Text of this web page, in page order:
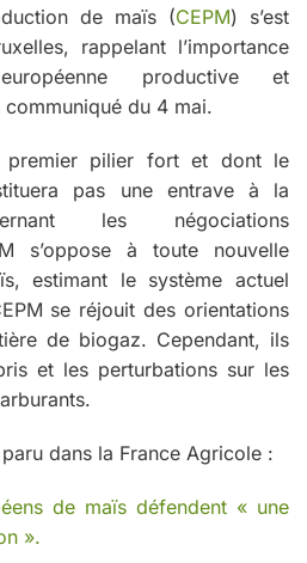
de maïs (CEPM) s’est
rappelant l’importance
productive et
du 4 mai.
premier pilier fort et dont le
pas une entrave à la
les négociations
s’oppose à toute nouvelle
estimant le système actuel
se réjouit des orientations
de biogaz. Cependant, ils
et les perturbations sur les
dans la France Agricole :
de maïs défendent « une
».